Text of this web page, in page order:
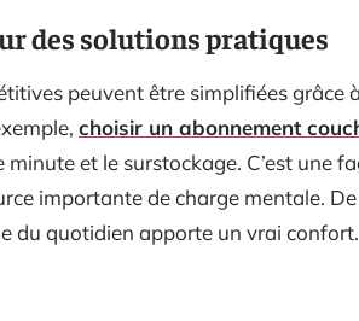
des solutions pratiques
peuvent être simplifiées grâce
choisir un abonnement
minute et le surstockage. C’est une
importante de charge mentale.
du quotidien apporte un vrai confort.